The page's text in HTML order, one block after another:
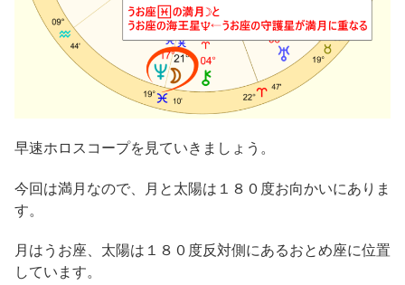
早速ホロスコープを見ていきましょう。
今回は満月なので、月と太陽は１８０度お向かいにありま
す。
月はうお座、太陽は１８０度反対側にあるおとめ座に位置
しています。